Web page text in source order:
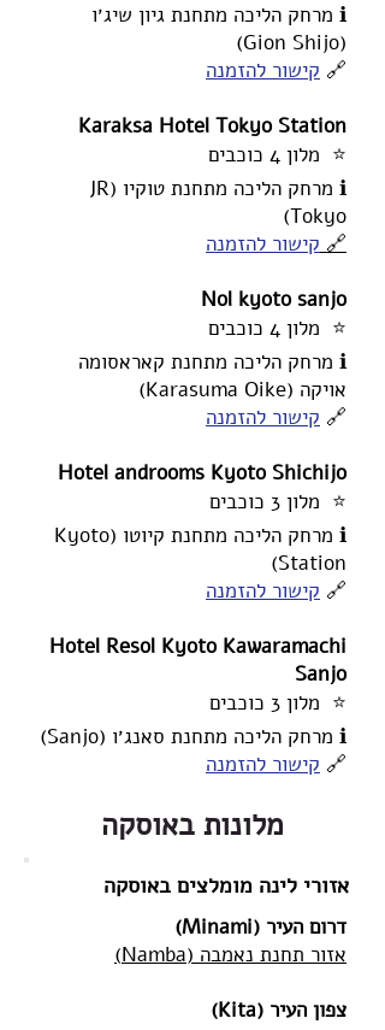
ℹ️ מרחק הליכה מתחנת גיון שיג׳ו
(Gion Shijo)
🔗 קישור להזמנה
Karaksa Hotel Tokyo Station
⭐ מלון 4 כוכבים
ℹ️ מרחק הליכה מתחנת טוקיו (JR
Tokyo)
🔗 קישור להזמנה
Nol kyoto sanjo
⭐ מלון 4 כוכבים
ℹ️ מרחק הליכה מתחנת קאראסומה
אויקה (Karasuma Oike)
🔗 קישור להזמנה
Hotel androoms Kyoto Shichijo
⭐ מלון 3 כוכבים
ℹ️ מרחק הליכה מתחנת קיוטו (Kyoto
Station)
🔗 קישור להזמנה
Hotel Resol Kyoto Kawaramachi
Sanjo
⭐ מלון 3 כוכבים
ℹ️ מרחק הליכה מתחנת סאנג׳ו (Sanjo)
🔗 קישור להזמנה
מלונות באוסקה
אזורי לינה מומלצים באוסקה
דרום העיר (Minami)
אזור תחנת נאמבה (Namba)
צפון העיר (Kita)